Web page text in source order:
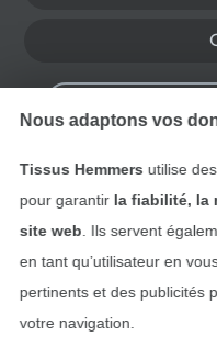
Nous adaptons vos
Tissus Hemmers utilise
pour garantir la fiabilité, la
site web . Ils servent
en tant qu’utilisateur en
pertinents et des publicités
votre navigation.